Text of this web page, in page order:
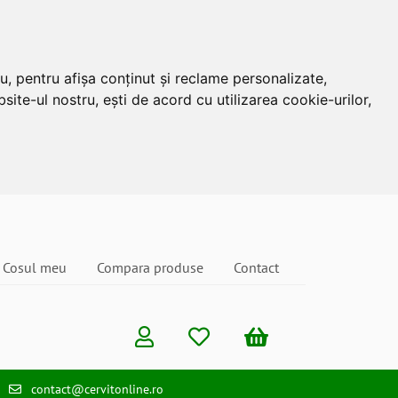
pentru afișa conținut și reclame personalizate,
ul nostru, ești de acord cu utilizarea cookie-urilor,
Cosul meu Compara produse Contact
contact@cervitonline.ro